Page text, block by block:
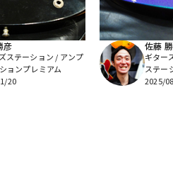
彦
ステーション / アンプ
ョンプレミアム
20
佐藤
ギター
ステー
2025/